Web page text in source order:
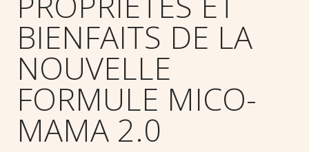
BIENFAITS DE LA
NOUVELLE
FORMULE MICO-
MAMA 2.0